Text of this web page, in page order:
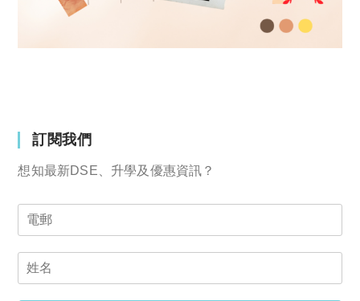
訂閱我們
想知最新DSE、升學及優惠資訊？